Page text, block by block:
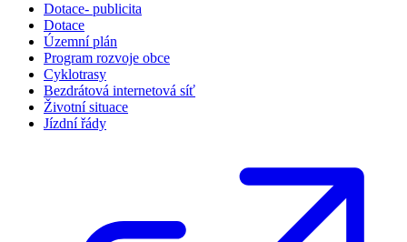
Dotace- publicita
Dotace
Územní plán
Program rozvoje obce
Cyklotrasy
Bezdrátová internetová síť
Životní situace
Jízdní řády